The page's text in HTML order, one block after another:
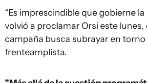
“Es imprescindible que gobierne la
volvió a proclamar Orsi este lunes,
campaña busca subrayar en
frenteamplista.